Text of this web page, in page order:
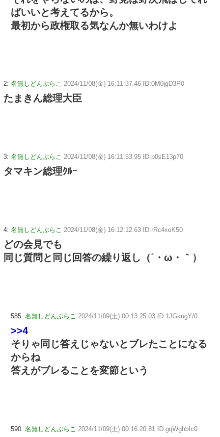
ばいいと考えてるから。
最初から政権取る気なんか無いわけよ
2: 名無しどんぶらこ 2024/11/08(金) 16:11:37.46 ID:0M0jgD3P0
たまきん総理大臣
3: 名無しどんぶらこ 2024/11/08(金) 16:11:53.95 ID:p0sE13p70
タマキン総理ｸﾙｰ
4: 名無しどんぶらこ 2024/11/08(金) 16:12:12.63 ID:rRc4xoK50
どの会見でも
同じ質問と同じ回答の繰り返し（´・ω・｀）
585: 名無しどんぶらこ 2024/11/09(土) 00:13:25.03 ID:1JGkugY/0
>>4
そりゃ同じ答えじゃないとブレたことになる
からね
答えがブレることを変節という
590: 名無しどんぶらこ 2024/11/09(土) 00:16:20.81 ID:gqWghbIc0